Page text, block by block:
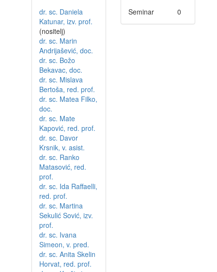
dr. sc. Daniela
Katunar, izv. prof.
(nositelj)
dr. sc. Marin
Andrijašević, doc.
dr. sc. Božo
Bekavac, doc.
dr. sc. Mislava
Bertoša, red. prof.
dr. sc. Matea Filko,
doc.
dr. sc. Mate
Kapović, red. prof.
dr. sc. Davor
Krsnik, v. asist.
dr. sc. Ranko
Matasović, red.
prof.
dr. sc. Ida Raffaelli,
red. prof.
dr. sc. Martina
Sekulić Sović, izv.
prof.
dr. sc. Ivana
Simeon, v. pred.
dr. sc. Anita Skelin
Horvat, red. prof.
Seminar 0